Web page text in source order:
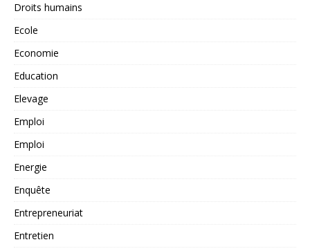
Droits humains
Ecole
Economie
Education
Elevage
Emploi
Emploi
Energie
Enquête
Entrepreneuriat
Entretien